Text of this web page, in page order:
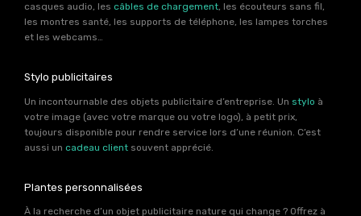
casques audio, les câbles de chargement, les écouteurs sans fil,
les montres santé, les supports de téléphone, les lampes torches
et les webcams…
Stylo publicitaires
Un incontournable des objets publicitaire d’entreprise. Un stylo à
votre image (avec votre marque ou votre logo), à petit prix,
toujours disponible pour rendre service lors d’une réunion. C’est
aussi un cadeau client souvent apprécié.
Plantes personnalisées
À la recherche d’un objet publicitaire nature qui change ? Offrez à